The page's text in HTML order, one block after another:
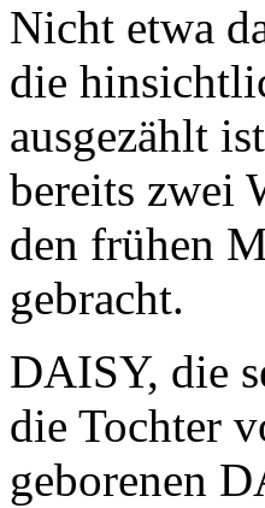
Nicht etwa
die
ausgezählt
bereits zwei
den frühen
gebracht.
DAISY, die
die Tochter
geborenen